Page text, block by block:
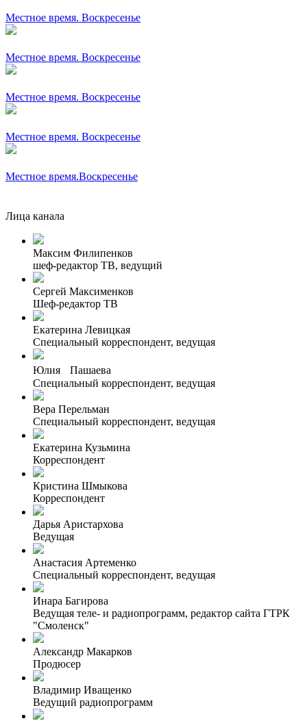
Местное время. Воскресенье
Местное время. Воскресенье
Местное время. Воскресенье
Местное время. Воскресенье
Местное время.Воскресенье
Лица канала
Максим Филипенков
шеф-редактор ТВ, ведущий
Сергей Максименков
Шеф-редактор ТВ
Екатерина Левицкая
Специальный корреспондент, ведущая
Юлия Пашаева
Специальный корреспондент, ведущая
Вера Перельман
Специальный корреспондент, ведущая
Екатерина Кузьмина
Корреспондент
Кристина Шмыкова
Корреспондент
Дарья Аристархова
Ведущая
Анастасия Артеменко
Специальный корреспондент, ведущая
Инара Багирова
Ведущая теле- и радиопрограмм, редактор сайта ГТРК
"Смоленск"
Александр Макарков
Продюсер
Владимир Иващенко
Ведущий радиопрограмм